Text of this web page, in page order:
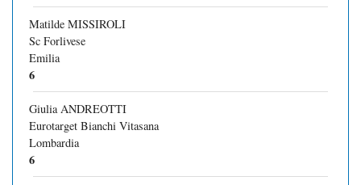
Matilde MISSIROLI
Sc Forlivese
Emilia
6
Giulia ANDREOTTI
Eurotarget Bianchi Vitasana
Lombardia
6